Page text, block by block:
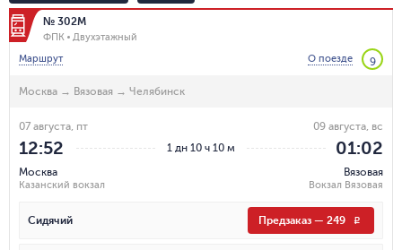
№ 302М
ФПК
Двухэтажный
Маршрут
О поезде 9
Москва → Вязовая → Челябинск
1 дн 10 ч 10 м
07 августа, пт
12:52
Москва
Казанский вокзал
09 августа, вс
01:02
Вязовая
Вокзал Вязовая
Сидячий Предзаказ — 249 R